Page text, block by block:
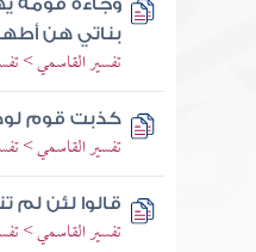
وجاءه قومه
بناتي هن
تفسير القاسمي >
كذبت قوم
تفسير القاسمي >
قالوا لئن لم
تفسير القاسمي >